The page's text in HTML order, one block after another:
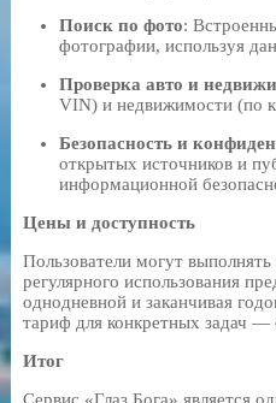
Поиск по фото:
фотографии, используя
Проверка авто и
VIN) и недвижимости (по
Безопасность и
открытых источников и
информационной
Цены и доступность
Пользователи могут
регулярного использования
однодневной и заканчивая
тариф для конкретных задач —
Итог